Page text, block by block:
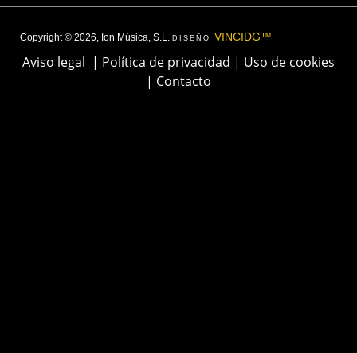
Copyright © 2026, Ion Música, S.L. DISEÑO VINCIDG™
Aviso legal | Política de privacidad | Uso de cookies
| Contacto